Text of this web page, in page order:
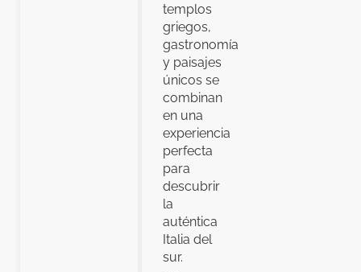
templos
griegos,
gastronomía
y paisajes
únicos se
combinan
en una
experiencia
perfecta
para
descubrir
la
auténtica
Italia del
sur.